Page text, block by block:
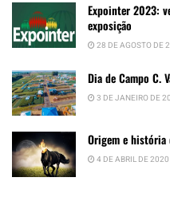
Expointer 2023:
exposição
28 DE AGOSTO DE
Dia de Campo C.
3 DE JANEIRO DE
Origem e história
4 DE ABRIL DE 2020